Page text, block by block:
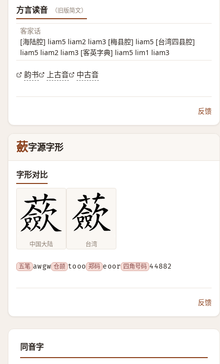
方言读音 （旧版简文）
客家话
[海陆腔] liam5 liam2 liam3 [梅县腔] liam5 [台湾四县腔]
liam5 liam2 liam3 [客英字典] liam5 lim1 liam3
韵书 上古音 中古音
反馈
蘝字源字形
字形对比
中国大陆 台湾
五笔 awgw 仓颉 tooo 郑码 eoor 四角号码 44882
反馈
同音字